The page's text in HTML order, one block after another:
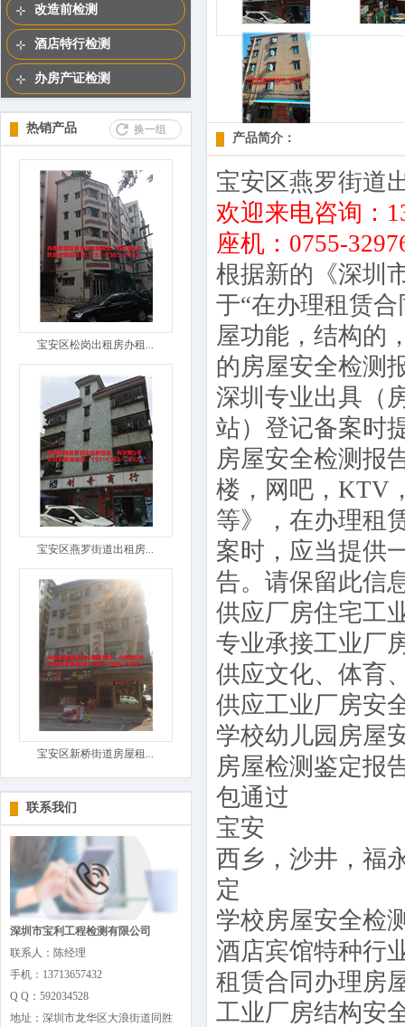
改造前检测
酒店特行检测
办房产证检测
换一组
热销产品
宝安区松岗出租房办租...
宝安区燕罗街道出租房...
宝安区新桥街道房屋租...
联系我们
深圳市宝利工程检测有限公司
联系人：陈经理
手机：13713657432
Q Q：592034528
地址：深圳市龙华区大浪街道同胜
产品简介：
宝安区燕罗街道
欢迎来电咨询：
座机：0755-
根据新的《深圳
于“在办理租赁
屋功能，结构的
的房屋安全检测
深圳专业出具（
站）登记备案时
房屋安全检测报
楼，网吧，KTV
等》，在办理租
案时，应当提供
告。请保留此信
供应厂房住宅工
专业承接工业厂
供应文化、体育
供应工业厂房安
学校幼儿园房屋
房屋检测鉴定报
包通过
宝安
西乡，沙井，福
定
学校房屋安全检
酒店宾馆特种行
租赁合同办理房
工业厂房结构安